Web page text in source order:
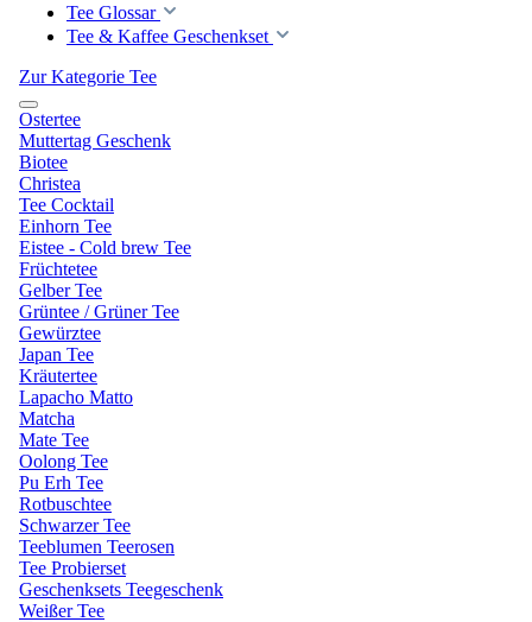
Tee Glossar
Tee & Kaffee Geschenkset
Zur Kategorie Tee
Ostertee
Muttertag Geschenk
Biotee
Christea
Tee Cocktail
Einhorn Tee
Eistee - Cold brew Tee
Früchtetee
Gelber Tee
Grüntee / Grüner Tee
Gewürztee
Japan Tee
Kräutertee
Lapacho Matto
Matcha
Mate Tee
Oolong Tee
Pu Erh Tee
Rotbuschtee
Schwarzer Tee
Teeblumen Teerosen
Tee Probierset
Geschenksets Teegeschenk
Weißer Tee